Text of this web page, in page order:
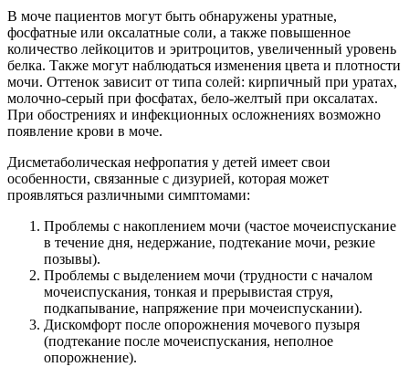
В моче пациентов могут быть обнаружены уратные,
фосфатные или оксалатные соли, а также повышенное
количество лейкоцитов и эритроцитов, увеличенный уровень
белка. Также могут наблюдаться изменения цвета и плотности
мочи. Оттенок зависит от типа солей: кирпичный при уратах,
молочно-серый при фосфатах, бело-желтый при оксалатах.
При обострениях и инфекционных осложнениях возможно
появление крови в моче.
Дисметаболическая нефропатия у детей имеет свои
особенности, связанные с дизурией, которая может
проявляться различными симптомами:
Проблемы с накоплением мочи (частое мочеиспускание
в течение дня, недержание, подтекание мочи, резкие
позывы).
Проблемы с выделением мочи (трудности с началом
мочеиспускания, тонкая и прерывистая струя,
подкапывание, напряжение при мочеиспускании).
Дискомфорт после опорожнения мочевого пузыря
(подтекание после мочеиспускания, неполное
опорожнение).